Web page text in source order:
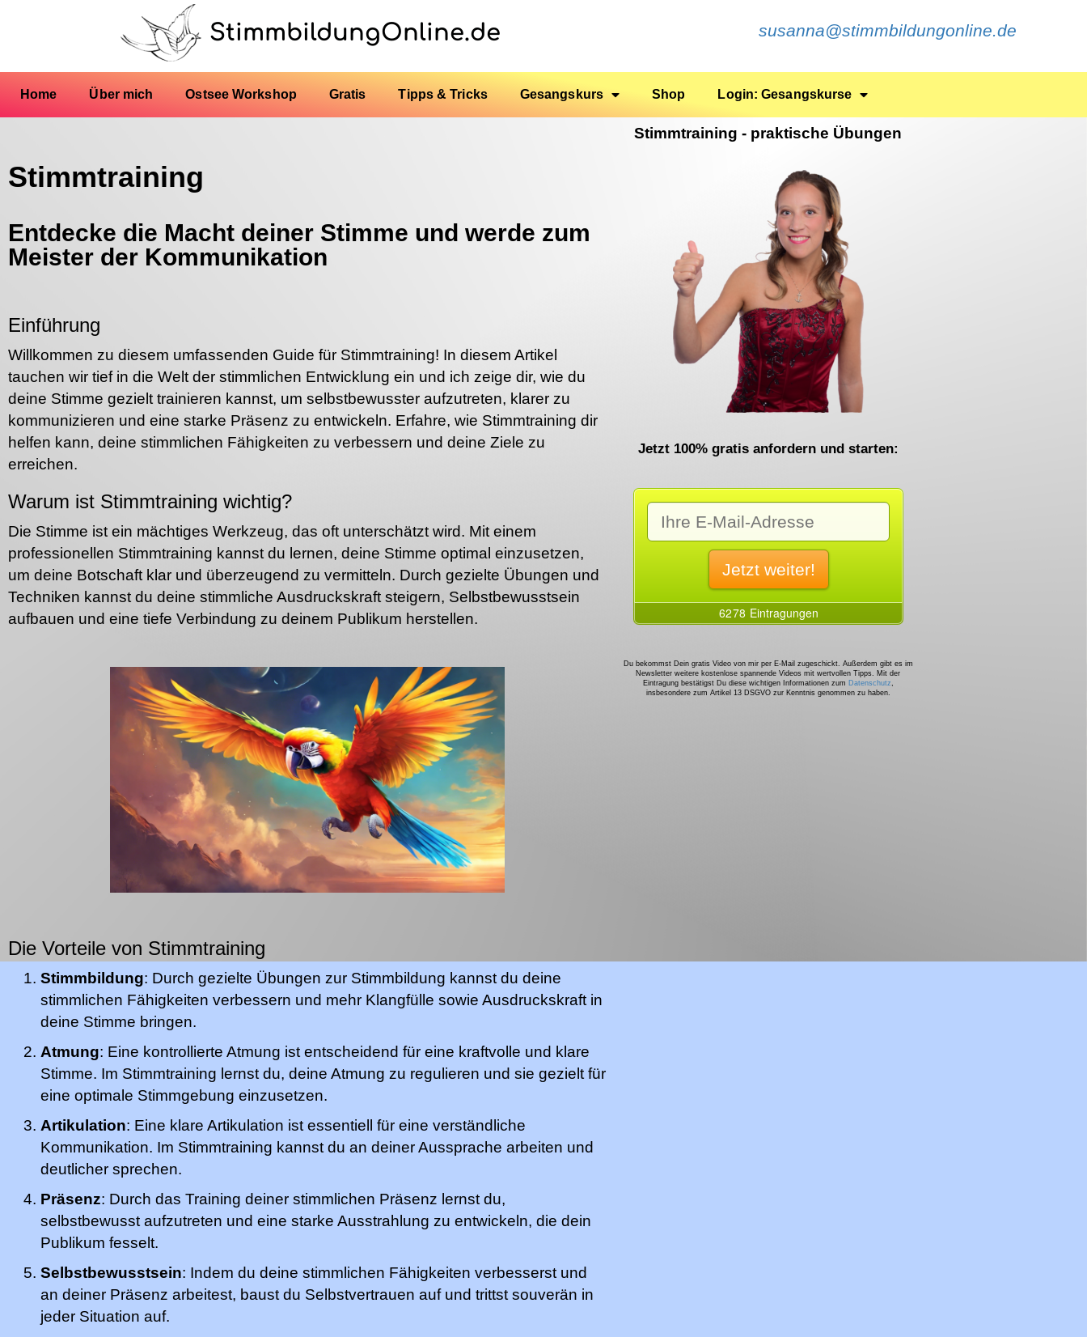
StimmbildungOnline.de susanna@stimmbildungonline.de
Home Über mich Ostsee Workshop Gratis Tipps & Tricks Gesangskurs Shop Login: Gesangskurse
Stimmtraining
Entdecke die Macht deiner Stimme und werde zum
Meister der Kommunikation
Einführung
Willkommen zu diesem umfassenden Guide für Stimmtraining! In diesem Artikel
tauchen wir tief in die Welt der stimmlichen Entwicklung ein und ich zeige dir, wie du
deine Stimme gezielt trainieren kannst, um selbstbewusster aufzutreten, klarer zu
kommunizieren und eine starke Präsenz zu entwickeln. Erfahre, wie Stimmtraining dir
helfen kann, deine stimmlichen Fähigkeiten zu verbessern und deine Ziele zu
erreichen.
Warum ist Stimmtraining wichtig?
Die Stimme ist ein mächtiges Werkzeug, das oft unterschätzt wird. Mit einem
professionellen Stimmtraining kannst du lernen, deine Stimme optimal einzusetzen,
um deine Botschaft klar und überzeugend zu vermitteln. Durch gezielte Übungen und
Techniken kannst du deine stimmliche Ausdruckskraft steigern, Selbstbewusstsein
aufbauen und eine tiefe Verbindung zu deinem Publikum herstellen.
Die Vorteile von Stimmtraining
Stimmbildung: Durch gezielte Übungen zur Stimmbildung kannst du deine
stimmlichen Fähigkeiten verbessern und mehr Klangfülle sowie Ausdruckskraft in
deine Stimme bringen.
Atmung: Eine kontrollierte Atmung ist entscheidend für eine kraftvolle und klare
Stimme. Im Stimmtraining lernst du, deine Atmung zu regulieren und sie gezielt für
eine optimale Stimmgebung einzusetzen.
Artikulation: Eine klare Artikulation ist essentiell für eine verständliche
Kommunikation. Im Stimmtraining kannst du an deiner Aussprache arbeiten und
deutlicher sprechen.
Präsenz: Durch das Training deiner stimmlichen Präsenz lernst du,
selbstbewusst aufzutreten und eine starke Ausstrahlung zu entwickeln, die dein
Publikum fesselt.
Selbstbewusstsein: Indem du deine stimmlichen Fähigkeiten verbesserst und
an deiner Präsenz arbeitest, baust du Selbstvertrauen auf und trittst souverän in
jeder Situation auf.
Stimmtraining - praktische Übungen
Jetzt 100% gratis anfordern und starten:
Du bekommst Dein gratis Video von mir per E-Mail zugeschickt. Außerdem gibt es im
Newsletter weitere kostenlose spannende Videos mit wertvollen Tipps. Mit der
Eintragung bestätigst Du diese wichtigen Informationen zum Datenschutz,
insbesondere zum Artikel 13 DSGVO zur Kenntnis genommen zu haben.